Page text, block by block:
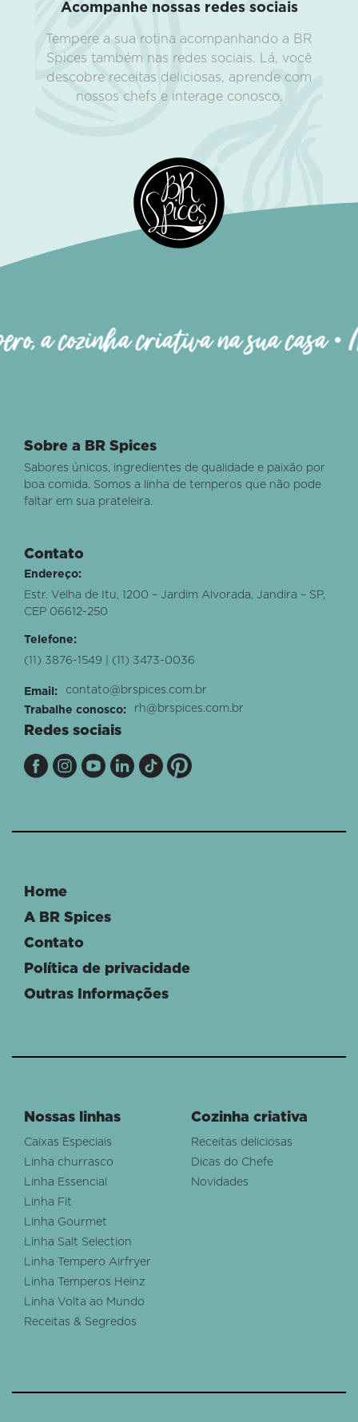
Acompanhe nossas redes sociais
Tempere a sua rotina acompanhando a BR
Spices também nas redes sociais. Lá, você
descobre receitas deliciosas, aprende com
nossos chefs e interage conosco.
a cozinha criativa na sua casa
Sobre a BR Spices
Sabores únicos, ingredientes de qualidade e paixão por
boa comida. Somos a linha de temperos que não pode
faltar em sua prateleira.
Contato
Endereço:
Estr. Velha de Itu, 1200 – Jardim Alvorada, Jandira – SP,
CEP 06612-250
Telefone:
(11) 3876-1549 | (11) 3473-0036
Email:
contato@brspices.com.br
Trabalhe conosco:
rh@brspices.com.br
Redes sociais
Home
A BR Spices
Contato
Política de privacidade
Outras Informações
Nossas linhas
Caixas Especiais
Linha churrasco
Linha Essencial
Linha Fit
Linha Gourmet
Linha Salt Selection
Linha Tempero Airfryer
Linha Temperos Heinz
Linha Volta ao Mundo
Receitas & Segredos
Cozinha criativa
Receitas deliciosas
Dicas do Chefe
Novidades